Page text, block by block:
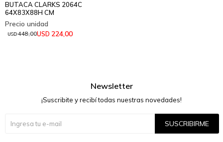
BUTACA CLARKS 2064C
64X83X88H CM
USD 224,00
USD448,00
Newsletter
¡Suscribite y recibí todas nuestras novedades!
SUSCRIBIRME